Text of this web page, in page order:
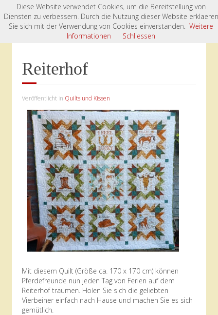
Startseite Kursprojekte
Quilts und Kissen
Reiterhof
Veröffentlicht in Quilts und Kissen
Mit diesem Quilt (Größe ca. 170 x 170 cm) können
Pferdefreunde nun jeden Tag von Ferien auf dem
Reiterhof träumen. Holen Sie sich die geliebten
Vierbeiner einfach nach Hause und machen Sie es sich
gemütlich.
Diese Website verwendet Cookies, um die Bereitstellung von
Diensten zu verbessern. Durch die Nutzung dieser Website erklaeren
Sie sich mit der Verwendung von Cookies einverstanden. Weitere
Informationen
Schliessen